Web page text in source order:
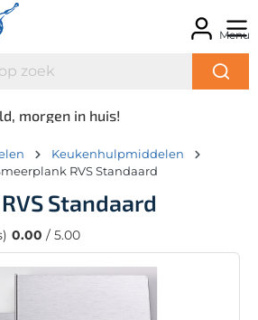
Menu
morgen in huis!
Keukenhulpmiddelen
RVS Standaard
Standaard
0.00 / 5.00